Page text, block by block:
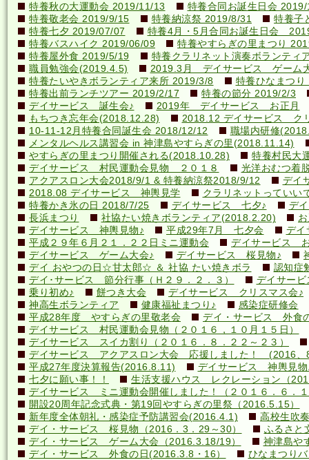
特養秋の大運動会 2019/11/13
特養合同お誕生日会
特養敬老会 2019/9/15
特養納涼祭 2019/8/31
特養子
特養七夕 2019/07/07
特養4月・5月合同お誕生日会
特養バスハイク 2019/06/09
特養やすらぎの里まつり
特養屋外食 2019/5/19
特養クラリネット演奏ボランティ
職員勉強会(2019.4.5)
2019.3月 デイサービス ゲーム
特養たいやきボランティア来所 2019/3/8
特養ひなまつ
特養出前ランチツアー 2019/2/17
特養の節分 2019/2/3
デイサービス 誕生会♪
2019年 デイサービス お正月
もちつき忘年会(2018.12.28)
2018.12 デイサービス ク
10-11-12月特養合同誕生会 2018/12/12
職場内研修
メンタルヘルス講習会 in 神津島やすらぎの里(2018.11.14)
やすらぎの里まつり開催される(2018.10.28)
特養村民大
デイサービス 村民運動会見物 ２０１８
光洋おむつ着
アクアスロン大会2018/9/1 & 特養納涼祭2018/9/12
デイ
2018.08 デイサービス 神輿見学
クラリネットってい
特養かき氷の日 2018/7/25
デイサービス 七夕♪
デ
長浜まつり
社協たい焼きボランティア(2018.2.20)
デイサービス 神輿見物♪
平成29年7月 七夕会
デイ
平成２９年６月２１．２２日ミニ運動会
デイサービス
デイサービス ゲーム大会♪
デイサービス 桜見物♪
デイ おやつの日☆甘太郎☆ ＆ 社協 たい焼きボラ
認知症
デイ･サービス 節分行事（Ｈ２９．２．３）
デイサー
乗り初め♪
餅つき大会
デイサービス クリスマス会♪
神高生ボランティア
健康福祉まつり♪
感染症研修会
平成28年度 やすらぎの里敬老会
デイ・サービス 外食
デイサービス 村民運動会見物（２０１６，１０月１５日）
デイサービス スイカ割り（２０１６．８．２２～２３）
デイサービス アクアスロン大会 応援しました！ (2016、
平成27年度決算報告(2016.8.11)
デイサービス 神輿見物
七夕に願い事！！
生活支援ハウス レクレーション（
デイサービス ミニ運動会開催しました！（２０１６．６．
開設20周年記念式典・第19回やすらぎの里祭（2016.5.15）
新年度全体朝礼・感染症予防講習会(2016.4.1)
高校生吹
デイ・サービス 桜見物（2016．3．29～30）
ふるさと
デイ・サービス ゲーム大会（2016.3.18/19）
神津島や
デイ・サービス 外食の日(2016.3.8・16）
ひなまつり